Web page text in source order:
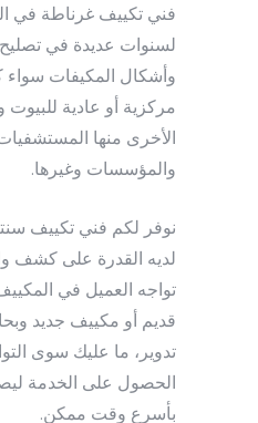
فني تكييف غرناطة في
لسنوات عديدة في تصليح
وأشكال المكيفات سواء
مركزية أو عادية
الأخرى منها
والمؤسسات وغيرها.
نوفر لكم فني تكييف
لديه القدرة على كشف
تواجه العميل في
قديم أو مكييف جديد
تدوير، ما عليك سوى
الحصول على الخدمة
بأسرع وقت ممكن.